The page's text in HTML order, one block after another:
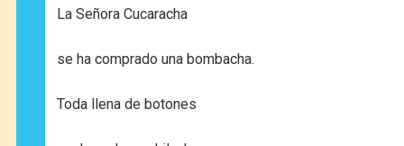
La Señora Cucaracha
se ha comprado una bombacha.
Toda llena de botones